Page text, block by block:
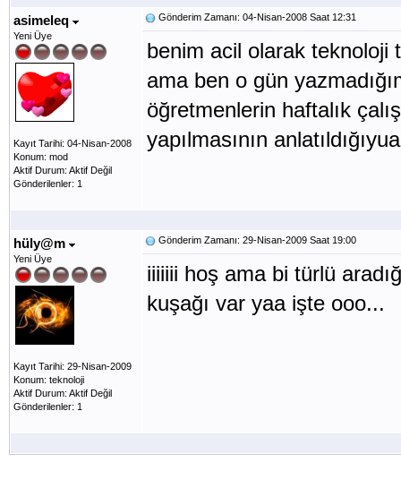
asimeleq
Yeni Üye
Kayıt Tarihi: 04-Nisan-2008
Konum: mod
Aktif Durum: Aktif Değil
Gönderilenler: 1
Gönderim Zamanı: 04-Nisan-2008 Saat 12:31
benim acil olarak teknoloji
ama ben o gün
öğretmenlerin haftalık
yapılmasının
hüly@m
Yeni Üye
Kayıt Tarihi: 29-Nisan-2009
Konum: teknoloji
Aktif Durum: Aktif Değil
Gönderilenler: 1
Gönderim Zamanı: 29-Nisan-2009 Saat 19:00
iiiiiii hoş ama bi türlü
kuşağı var yaa işte ooo...